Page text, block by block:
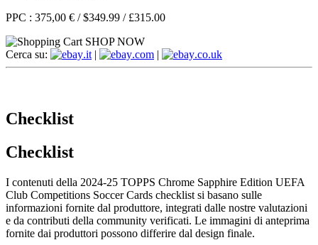
PPC : 375,00 € /$349.99 / £315.00
SHOP NOW
Cerca su:
.it | .com | .co.uk
Checklist
Checklist
I contenuti della 2024-25 TOPPS Chrome Sapphire Edition UEFA
Club Competitions Soccer Cards checklist si basano sulle
informazioni fornite dal produttore, integrati dalle nostre valutazioni
e da contributi della community verificati. Le immagini di anteprima
fornite dai produttori possono differire dal design finale.